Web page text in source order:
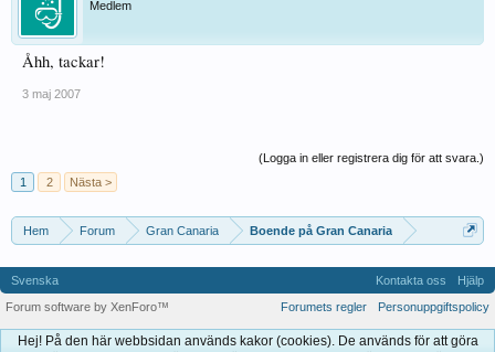
Medlem
Åhh, tackar!
3 maj 2007
(Logga in eller registrera dig för att svara.)
1
2 Nästa >
Hem Forum Gran Canaria Boende på Gran Canaria
Svenska Kontakta oss
Hjälp
Forumets regler
Personuppgiftspolicy
Forum software by XenForo™
Hej! På den här webbsidan används kakor (cookies). De används för att göra